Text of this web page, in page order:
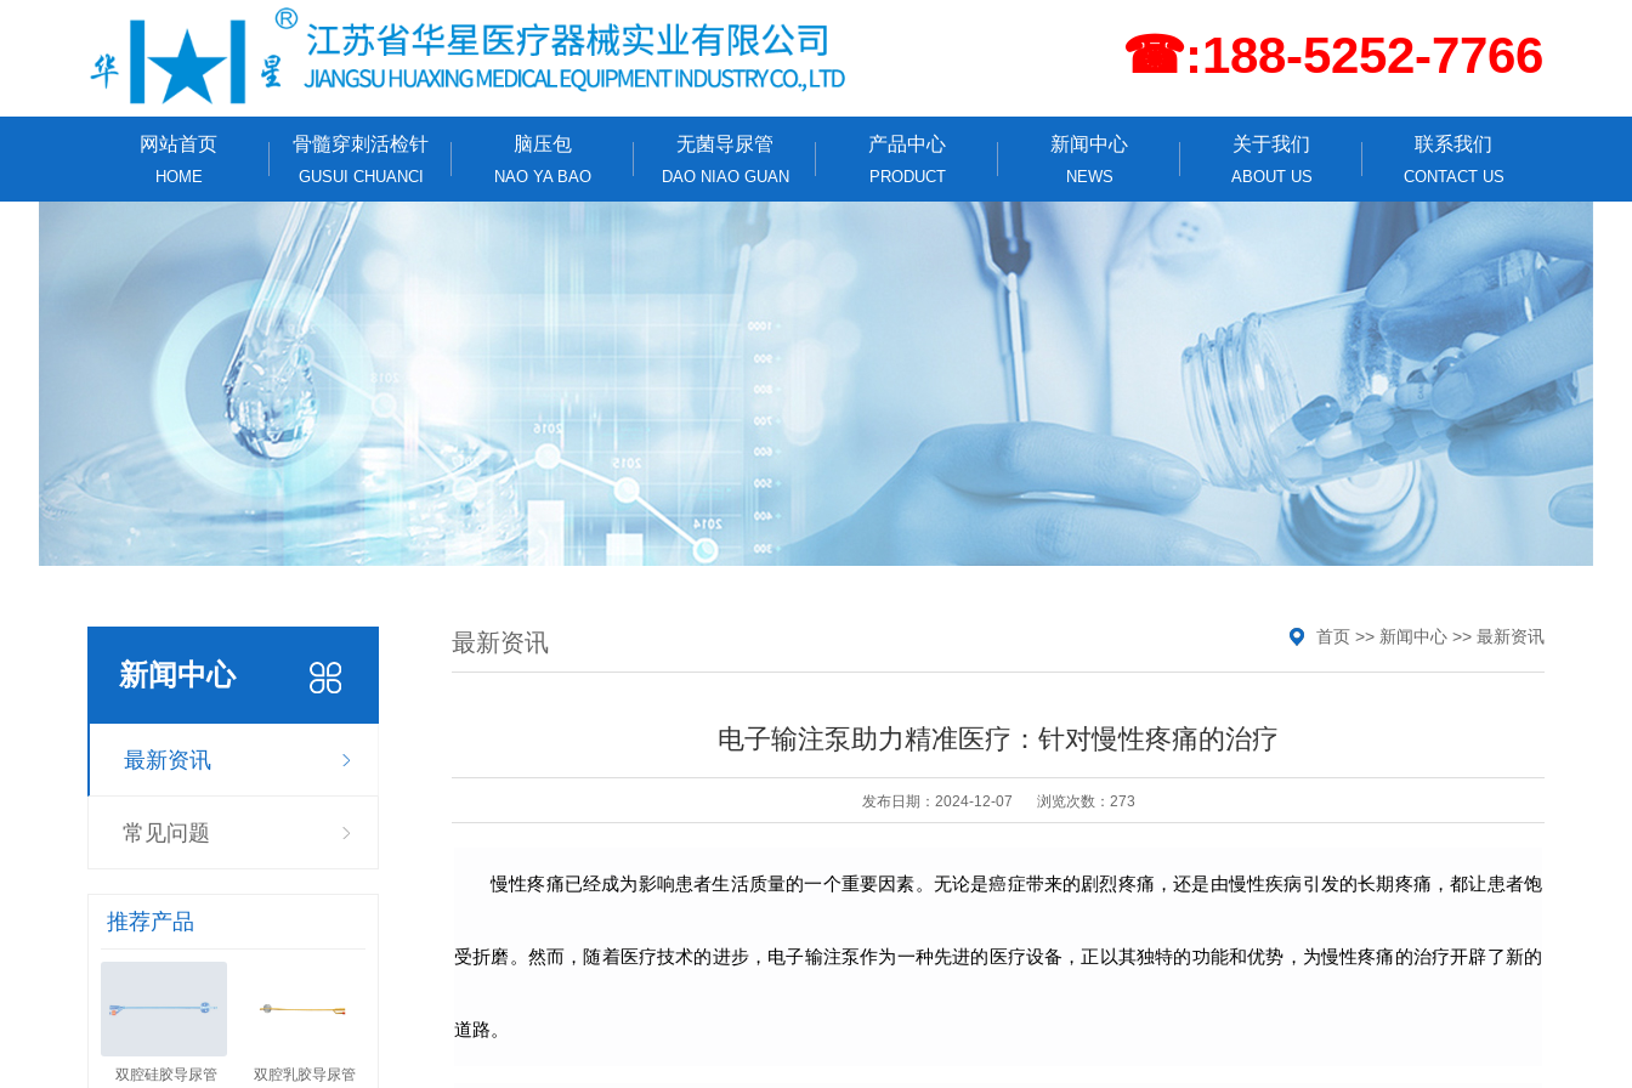
☎:188-5252-7766
网站首页
HOME
骨髓穿刺活检针
GUSUI CHUANCI
脑压包
NAO YA BAO
无菌导尿管
DAO NIAO GUAN
产品中心
PRODUCT
新闻中心
NEWS
关于我们
ABOUT US
联系我们
CONTACT US
新闻中心
最新资讯
常见问题
推荐产品
双腔硅胶导尿管 双腔乳胶导尿管
首页 >> 新闻中心 >> 最新资讯
最新资讯
电子输注泵助力精准医疗：针对慢性疼痛的治疗
发布日期：2024-12-07 浏览次数：273
慢性疼痛已经成为影响患者生活质量的一个重要因素。无论是癌症带来的剧烈疼痛，还是由慢性疾病引发的长期疼痛，都让患者饱
受折磨。然而，随着医疗技术的进步，电子输注泵作为一种先进的医疗设备，正以其独特的功能和优势，为慢性疼痛的治疗开辟了新的
道路。